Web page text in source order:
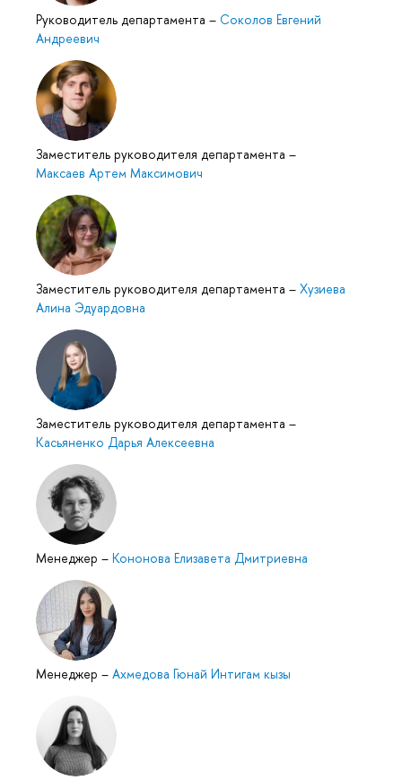
Руководитель департамента – Соколов Евгений
Андреевич
Заместитель руководителя департамента –
Максаев Артем Максимович
Заместитель руководителя департамента – Хузиева
Алина Эдуардовна
Заместитель руководителя департамента –
Касьяненко Дарья Алексеевна
Менеджер – Кононова Елизавета Дмитриевна
Менеджер – Ахмедова Гюнай Интигам кызы